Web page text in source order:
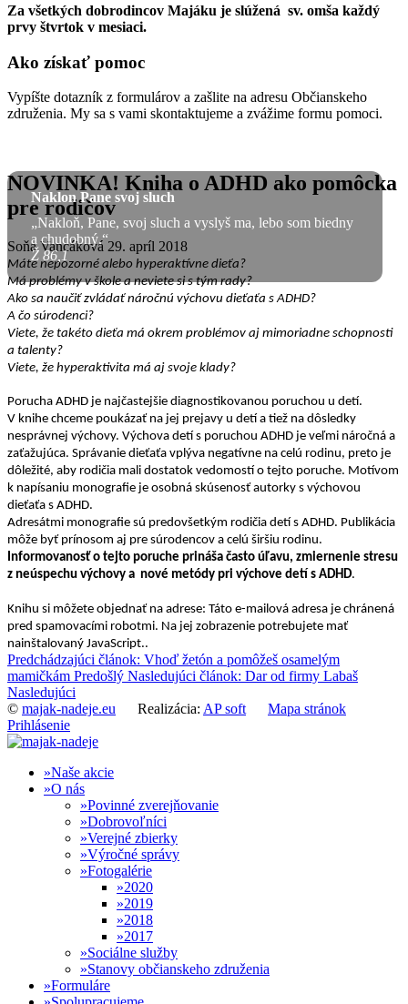
Za všetkých dobrodincov Majáku je slúžená sv. omša každý
prvy štvrtok v mesiaci.
Ako získať pomoc
Vypíšte dotazník z formulárov a zašlite na adresu Občianskeho
združenia. My sa s vami skontaktujeme a zvážime formu pomoci.
Naklon Pane svoj sluch
„Nakloň, Pane, svoj sluch a vyslyš ma, lebo som biedny
a chudobný.“
Ž 86,1
NOVINKA! Kniha o ADHD ako pomôcka
pre rodičov
Soňa Vancáková 29. apríl 2018
Máte nepozorné alebo hyperaktívne dieťa?
Má problémy v škole a neviete si s tým rady?
Ako sa naučiť zvládať náročnú výchovu dieťaťa s ADHD?
A čo súrodenci?
Viete, že takéto dieťa má okrem problémov aj mimoriadne schopnosti
a talenty?
Viete, že hyperaktivita má aj svoje klady?
Porucha ADHD je najčastejšie diagnostikovanou poruchou u detí.
V knihe chceme poukázať na jej prejavy u detí a tiež na dôsledky
nesprávnej výchovy. Výchova detí s poruchou ADHD je veľmi náročná a
zaťažujúca. Správanie dieťaťa vplýva negatívne na celú rodinu, preto je
dôležité, aby rodičia mali dostatok vedomostí o tejto poruche. Motívom
k napísaniu monografie je osobná skúsenosť autorky s výchovou
dieťaťa s ADHD.
Adresátmi monografie sú predovšetkým rodičia detí s ADHD. Publikácia
môže byť prínosom aj pre súrodencov a celú širšiu rodinu.
Informovanosť o tejto poruche prináša často úľavu, zmiernenie stresu
z neúspechu výchovy a nové metódy pri výchove detí s ADHD.
Knihu si môžete objednať na adrese: Táto e-mailová adresa je chránená
pred spamovacími robotmi. Na jej zobrazenie potrebujete mať
nainštalovaný JavaScript..
Predchádzajúci článok: Vhoď žetón a pomôžeš osamelým
mamičkám Predošlý Nasledujúci článok: Dar od firmy Labaš
Nasledujúci
© majak-nadeje.eu Realizácia: AP soft
Mapa stránok
Prihlásenie
Naše akcie
O nás
Povinné zverejňovanie
Dobrovoľníci
Verejné zbierky
Výročné správy
Fotogalérie
2020
2019
2018
2017
Sociálne služby
Stanovy občianskeho združenia
Formuláre